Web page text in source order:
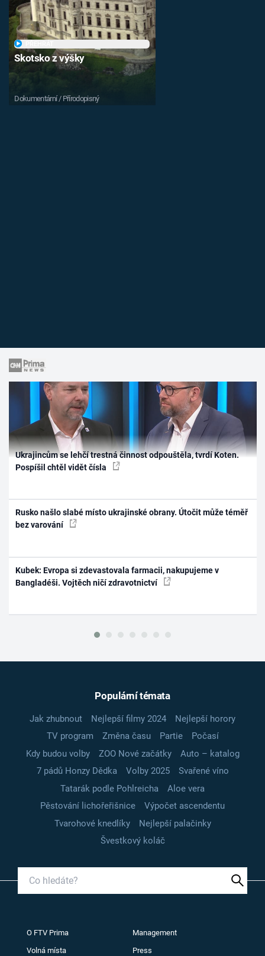
Skotsko z výšky
Dokumentární / Přírodopisný
Ukrajincům se lehčí trestná činnost odpouštěla, tvrdí Koten.
Pospíšil chtěl vidět čísla
Rusko našlo slabé místo ukrajinské obrany. Útočit může téměř
bez varování
Kubek: Evropa si zdevastovala farmacii, nakupujeme v
Bangladéši. Vojtěch ničí zdravotnictví
Populární témata
Jak zhubnout Nejlepší filmy 2024
Nejlepší horory
TV program
Změna času Partie
Počasí
Kdy budou volby
ZOO Nové začátky
Auto – katalog
7 pádů Honzy Dědka
Volby 2025
Svařené víno
Tatarák podle Pohlreicha
Aloe vera
Pěstování lichořeřišnice
Výpočet ascendentu
Tvarohové knedlíky
Nejlepší palačinky
Švestkový koláč
O FTV Prima Management
Volná místa Press